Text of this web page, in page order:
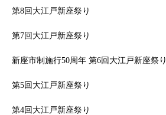
第8回大江戸新座祭り
第7回大江戸新座祭り
新座市制施行50周年 第6回大江戸新座祭り
第5回大江戸新座祭り
第4回大江戸新座祭り